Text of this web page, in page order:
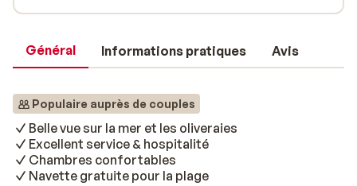
Général Informations pratiques Avis
Populaire auprès de couples
Belle vue sur la mer et les oliveraies
Excellent service & hospitalité
Chambres confortables
Navette gratuite pour la plage